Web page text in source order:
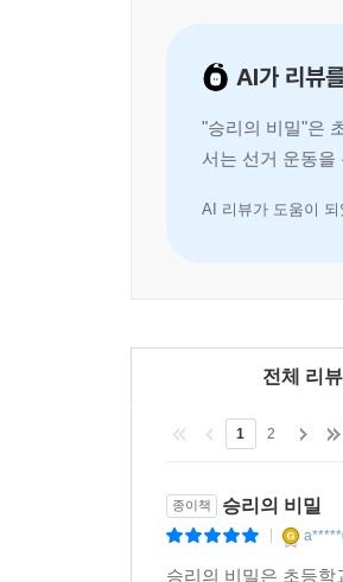
상관없지만 선거에 나
아닐지도 모른다.
‘2번 후보’ 박정민의 파
선생님들처럼, 아이들이
것이다. 단, 스스로에게
AI가 리뷰
"승리의 비밀"은
서는 선거 운동을
의 중요성을 배
종이책 승리의 비밀
|